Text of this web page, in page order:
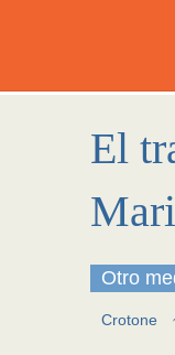
El
Otro
Crotone